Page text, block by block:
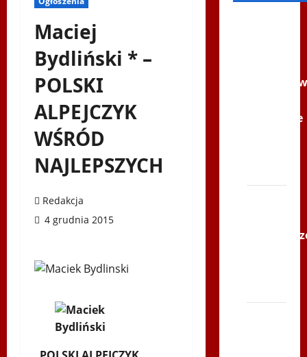
Maciej
Bydliński * –
POLSKI
ALPEJCZYK
WŚRÓD
NAJLEPSZYCH
Redakcja
4 grudnia 2015
Siatkówce